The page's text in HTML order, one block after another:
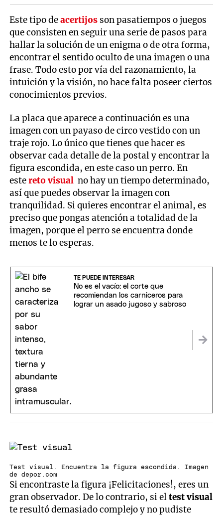
Este tipo deacertijos son pasatiempos o juegos
que consisten en seguir una serie de pasos para
hallar la solución de un enigma o de otra forma,
encontrar el sentido oculto de una imagen o una
frase. Todo esto por vía del razonamiento, la
intuición y la visión, no hace falta poseer ciertos
conocimientos previos.
La placa que aparece a continuación es una
imagen con un payaso de circo vestido con un
traje rojo. Lo único que tienes que hacer es
observar cada detalle de la postal y encontrar la
figura escondida, en este caso un perro. En
estereto visual no hay un tiempo determinado,
así que puedes observar la imagen con
tranquilidad. Si quieres encontrar el animal, es
preciso que pongas atención a totalidad de la
imagen, porque el perro se encuentra donde
menos te lo esperas.
TE PUEDE INTERESAR
No es el vacío: el corte que
recomiendan los carniceros para
lograr un asado jugoso y sabroso
Test visual. Encuentra la figura escondida. Imagen
de depor.com
Si encontraste la figura ¡Felicitaciones!, eres un
gran observador. De lo contrario, si eltest visual
te resultó demasiado complejo y no pudiste